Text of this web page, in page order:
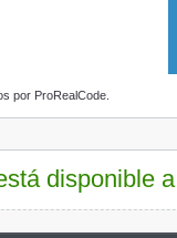
por ProRealCode.
disponible